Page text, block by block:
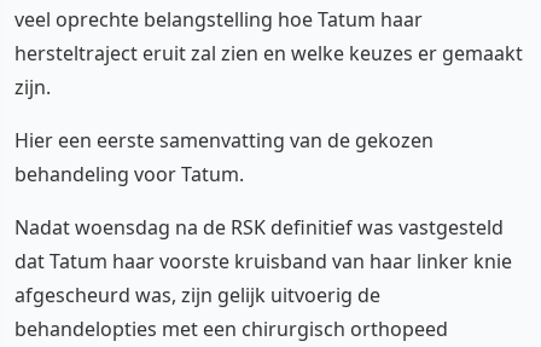
veel oprechte belangstelling hoe Tatum haar
hersteltraject eruit zal zien en welke keuzes er gemaakt
zijn.
Hier een eerste samenvatting van de gekozen
behandeling voor Tatum.
Nadat woensdag na de RSK definitief was vastgesteld
dat Tatum haar voorste kruisband van haar linker knie
afgescheurd was, zijn gelijk uitvoerig de
behandelopties met een chirurgisch orthopeed